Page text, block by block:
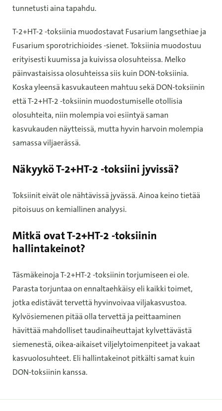
tunnetusti aina tapahdu.
T-2+HT-2 -toksiinia muodostavat Fusarium langsethiae ja
Fusarium sporotrichioides -sienet. Toksiinia muodostuu
erityisesti kuumissa ja kuivissa olosuhteissa. Melko
päinvastaisissa olosuhteissa siis kuin DON-toksiinia.
Koska yleensä kasvukauteen mahtuu sekä DON-toksiinin
että T-2+HT-2 -toksiinin muodostumiselle otollisia
olosuhteita, niin molempia voi esiintyä saman
kasvukauden näytteissä, mutta hyvin harvoin molempia
samassa viljaerässä.
Näkyykö T-2+HT-2 -toksiini jyvissä?
Toksiinit eivät ole nähtävissä jyvässä. Ainoa keino tietää
pitoisuus on kemiallinen analyysi.
Mitkä ovat T-2+HT-2 -toksiinin
hallintakeinot?
Täsmäkeinoja T-2+HT-2 -toksiinin torjumiseen ei ole.
Parasta torjuntaa on ennaltaehkäisy eli kaikki toimet,
jotka edistävät tervettä hyvinvoivaa viljakasvustoa.
Kylvösiemenen pitää olla tervettä ja peittaaminen
hävittää mahdolliset taudinaiheuttajat kylvettävästä
siemenestä, oikea-aikaiset viljelytoimenpiteet ja vakaat
kasvuolosuhteet. Eli hallintakeinot pitkälti samat kuin
DON-toksiinin kanssa.